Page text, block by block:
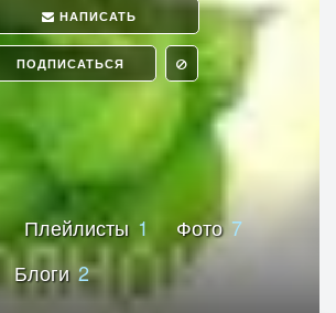
НАПИСАТЬ
ПОДПИСАТЬСЯ
Плейлисты 1 Фото 7
Блоги2